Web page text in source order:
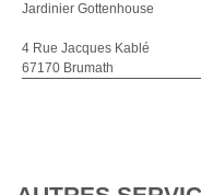
Jardinier Gottenhouse
4 Rue Jacques Kablé
67170 Brumath